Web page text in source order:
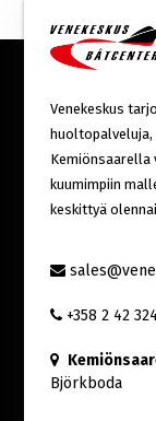
Venekeskus
huoltopalveluja,
Kemiönsaarella
kuumimpiin
keskittyä
+358 2 42
Björkboda